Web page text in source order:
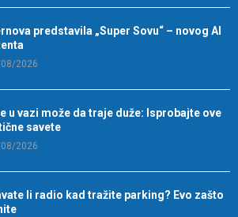
predstavila „Super Sovu“ – novog AI
2026
u vazi može da traje duže: Isprobajte ove
savete
2026
li radio kad tražite parking? Evo zašto